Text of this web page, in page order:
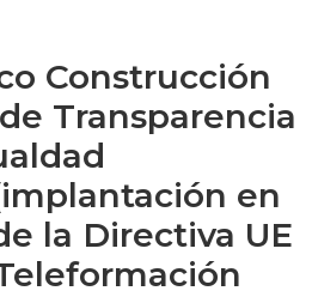
Construcción
Transparencia
en
la Directiva UE